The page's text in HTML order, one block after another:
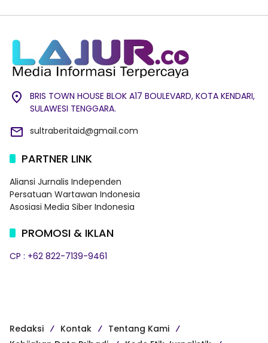
BRIS TOWN HOUSE BLOK A17 BOULEVARD, KOTA KENDARI,
SULAWESI TENGGARA.
sultraberitaid@gmail.com
PARTNER LINK
Aliansi Jurnalis Independen
Persatuan Wartawan Indonesia
Asosiasi Media Siber Indonesia
PROMOSI & IKLAN
CP : +62 822-7139-9461
Redaksi Kontak
Tentang Kami